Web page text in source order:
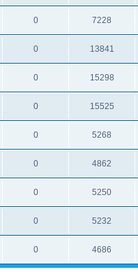
0 7228
0 13841
0 15298
0 15525
0 5268
0 4862
0 5250
0 5232
0 4686